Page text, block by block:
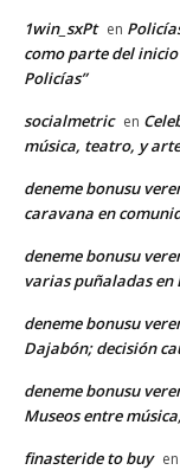
1win_sxPt en
como parte del
Policías”
socialmetric en
música, teatro, y
deneme bonusu
caravana en
deneme bonusu
varias puñaladas en
deneme bonusu
Dajabón; decisión
deneme bonusu
Museos entre
finasteride to buy en